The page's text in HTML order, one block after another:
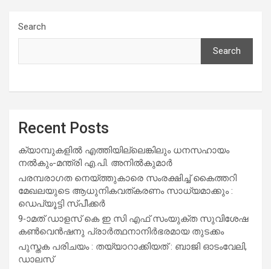
Search
Search
Recent Posts
ക്യാമ്പുകളിൽ എത്തിയില്ലെങ്കിലും ധനസഹായം
നൽകും-മന്ത്രി എ.പി. അനിൽകുമാർ
പരമ്പരാഗത നെയ്ത്തുകാരെ സംരക്ഷിച്ച് കൈത്തറി
മേഖലയുടെ ആധുനികവത്കരണം സാധ്യമാക്കും :
ഡെപ്യൂട്ടി സ്പീക്കർ
9-ാമത് ഡാളസ് കെ ഇ സി എഫ് സംയുക്ത സുവിശേഷ
കൺവെൻഷനു പ്രാർത്ഥനാനിർഭരമായ തുടക്കം
പുസ്തക പരിചയം : തയ്യാറാക്കിയത് : ബാജി ഓടംവേലി,
ഡാലസ്